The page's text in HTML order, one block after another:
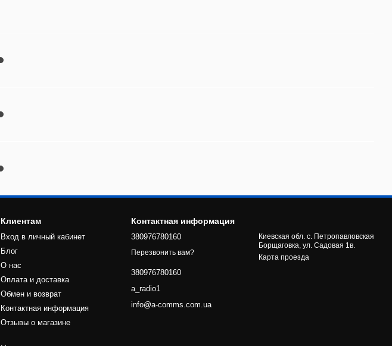
Клиентам
Вход в личный кабинет
Блог
О нас
Оплата и доставка
Обмен и возврат
Контактная информация
Отзывы о магазине
Контактная информация
380976780160
Перезвонить вам?
380976780160
a_radio1
info@a-comms.com.ua
Киевская обл. с. Петропавловская
Борщаговка, ул. Садовая 1в.
Карта проезда